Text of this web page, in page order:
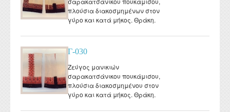
πλούσια διακοσμημένων στον
γύρο και κατά μήκος. Θράκη.
Γ-030
Ζεύγος μανικιών
σαρακατσάνικου πουκάμισου,
πλούσια διακοσμημένου στον
γύρο και κατά μήκος. Θράκη.